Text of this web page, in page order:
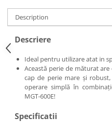
Description
Descriere
Ideal pentru utilizare atat in
Această perie de măturat
cap de perie mare și
operare simplă în
MGT-600E!
Specificatii